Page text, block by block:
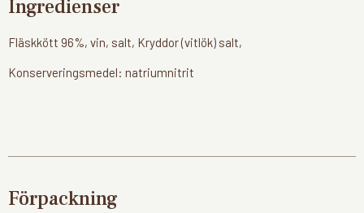
Ingredienser
Fläskkött 96%, vin, salt, Kryddor (vitlök) salt,
Konserveringsmedel: natriumnitrit
Förpackning